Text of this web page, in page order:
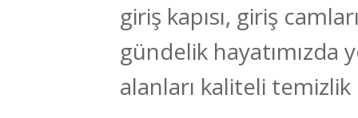
giriş kapısı, giriş
gündelik hayatımızda
alanları kaliteli